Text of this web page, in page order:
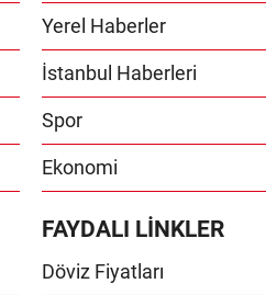
Yerel Haberler
İstanbul Haberleri
Spor
Ekonomi
FAYDALI LİNKLER
Döviz Fiyatları